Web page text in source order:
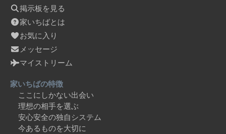
掲示板を見る
家いちばとは
お気に入り
メッセージ
マイストリーム
家いちばの特徴
ここにしかない出会い
理想の相手を選ぶ
安心安全の独自システム
今あるものを大切に